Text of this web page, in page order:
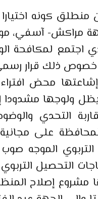
كونه
مراكش- آسفي،
اجتمع لمكافحة
خصوص ذلك قرار
محض
ولوجها مشدودا
التحدي
على مجانية
التربوي الموجه
التحصيل
إصلاح